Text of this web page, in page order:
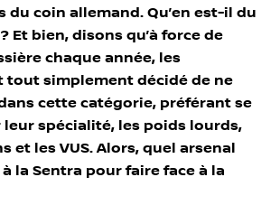
du coin allemand. Qu’en est-il du
Et bien, disons qu’à force de
chaque année, les
tout simplement décidé de ne
cette catégorie, préférant se
spécialité, les poids lourds,
et les VUS. Alors, quel arsenal
la Sentra pour faire face à la